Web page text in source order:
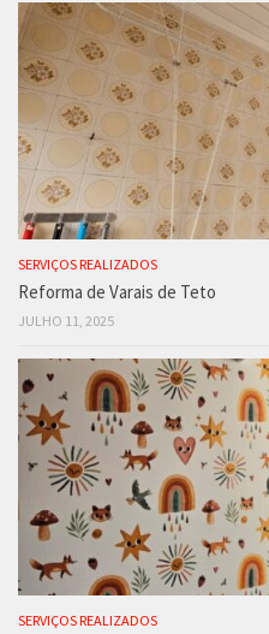
SERVIÇOS REALIZADOS
Reforma de Varais de Teto
JULHO 11, 2025
SERVIÇOS REALIZADOS